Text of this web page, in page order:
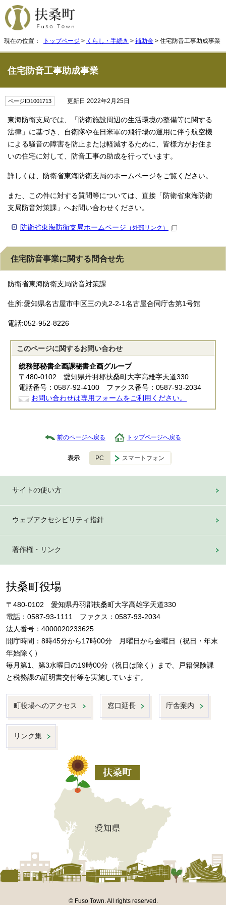
現在の位置： トップページ > くらし・手続き > 補助金 > 住宅防音工事助成事業
住宅防音工事助成事業
ページID1001713 更新日 2022年2月25日
東海防衛支局では、「防衛施設周辺の生活環境の整備等に関する
法律」に基づき、自衛隊や在日米軍の飛行場の運用に伴う航空機
による騒音の障害を防止または軽減するために、皆様方がお住ま
いの住宅に対して、防音工事の助成を行っています。
詳しくは、防衛省東海防衛支局のホームページをご覧ください。
また、この件に対する質問等については、直接「防衛省東海防衛
支局防音対策課」へお問い合わせください。
防衛省東海防衛支局ホームページ （外部リンク）
住宅防音事業に関する問合せ先
防衛省東海防衛支局防音対策課
住所:愛知県名古屋市中区三の丸2-2-1名古屋合同庁舎第1号館
電話:052-952-8226
このページに関するお問い合わせ
総務部秘書企画課秘書企画グループ
〒480-0102 愛知県丹羽郡扶桑町大字高雄字天道330
電話番号：0587-92-4100 ファクス番号：0587-93-2034
お問い合わせは専用フォームをご利用ください。
前のページへ戻る トップページへ戻る
表示 PC スマートフォン
サイトの使い方
ウェブアクセシビリティ指針
著作権・リンク
扶桑町役場
〒480-0102 愛知県丹羽郡扶桑町大字高雄字天道330
電話：0587-93-1111 ファクス：0587-93-2034
法人番号：4000020233625
開庁時間：8時45分から17時00分 月曜日から金曜日（祝日・年末
年始除く）
毎月第1、第3水曜日の19時00分（祝日は除く）まで、戸籍保険課
と税務課の証明書交付等を実施しています。
町役場へのアクセス 窓口延長 庁舎案内
リンク集
© Fuso Town. All rights reserved.